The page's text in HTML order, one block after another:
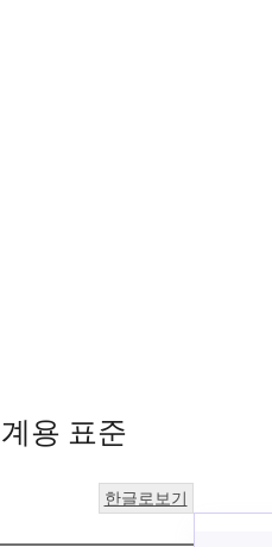
용 표준
한글로보기